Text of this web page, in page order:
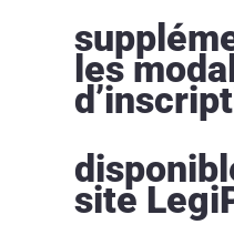
les
site